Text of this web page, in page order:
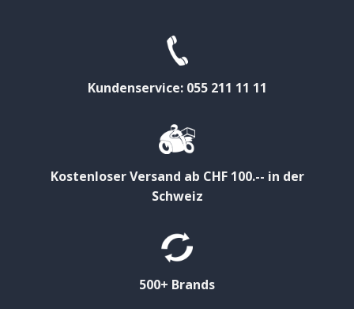
Kundenservice: 055 211 11 11
Kostenloser Versand ab CHF 100.-- in der
Schweiz
500+ Brands